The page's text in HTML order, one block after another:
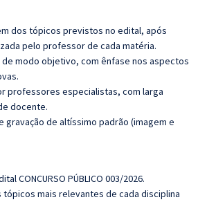
dos tópicos previstos no edital, após
pelo professor de cada matéria.
de modo objetivo, com ênfase nos aspectos
professores especialistas, com larga
docente.
gravação de altíssimo padrão (imagem e
CONCURSO PÚBLICO 003/2026.
tópicos mais relevantes de cada disciplina